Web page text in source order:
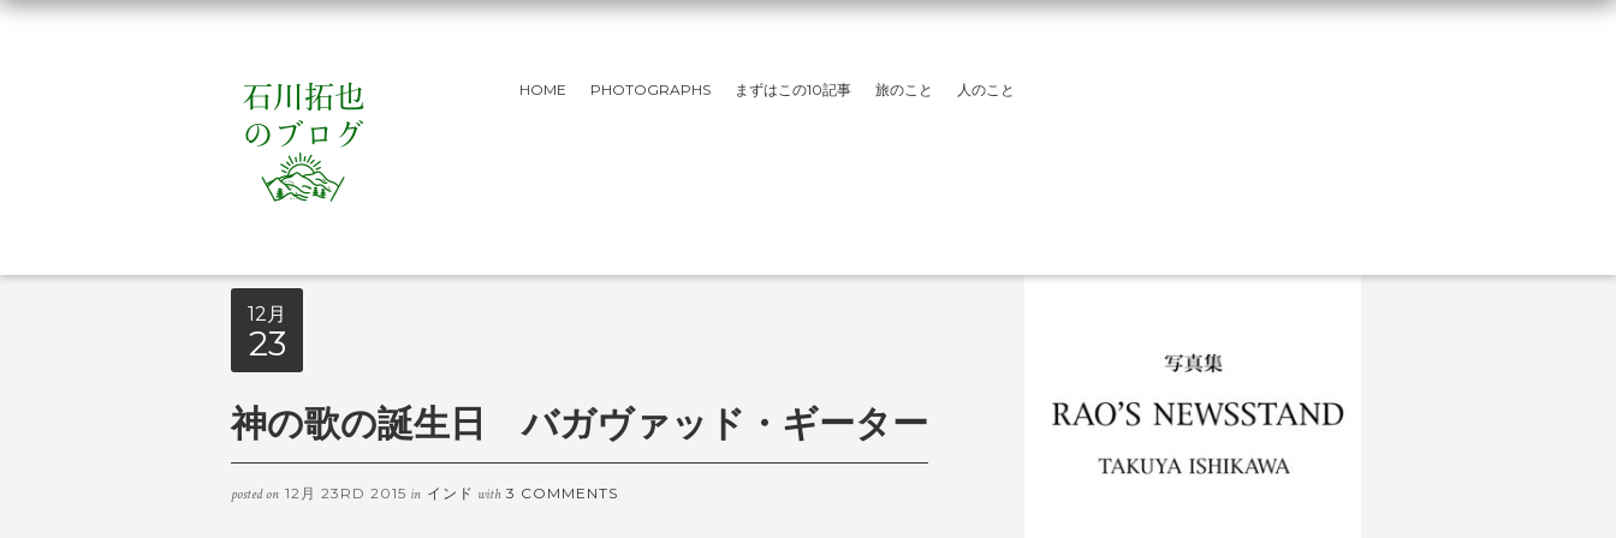
HOME PHOTOGRAPHS まずはこの10記事 旅のこと 人のこと
12月
23
神の歌の誕生日 バガヴァッド・ギーター
posted on 12月 23RD 2015 in インド with 3 COMMENTS